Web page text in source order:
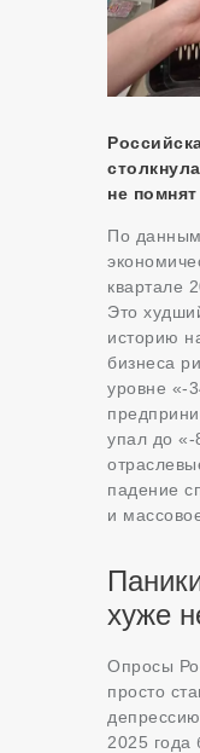
не
По данным
квартале
Это
историю
бизнеса
уровне «-
упал до «-
падение
и
хуже
Опросы
просто
2025 года